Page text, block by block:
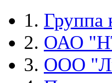
1. Группа
2. ОАО
3. ООО